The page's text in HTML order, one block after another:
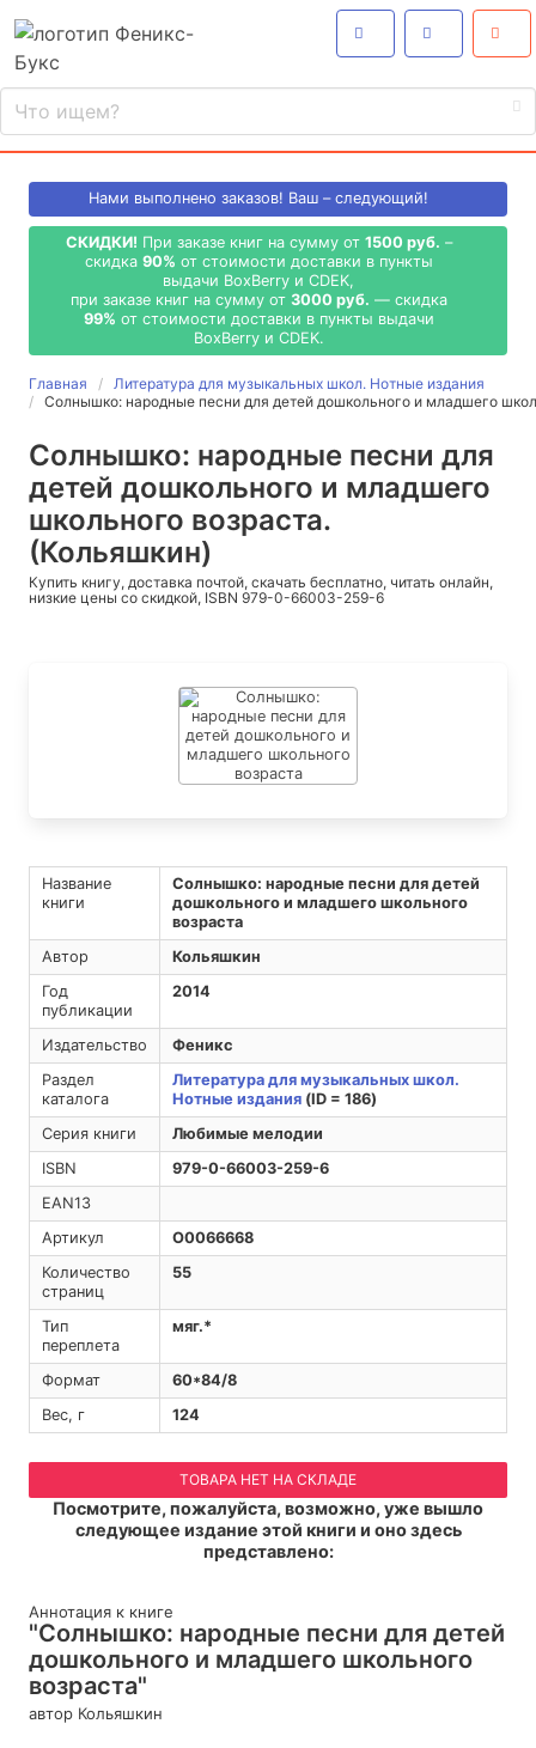
Нами выполнено заказов! Ваш – следующий!
СКИДКИ! При заказе книг на сумму от 1500 руб. –
скидка 90% от стоимости доставки в пункты
выдачи BoxBerry и CDEK,
при заказе книг на сумму от 3000 руб. — скидка
99% от стоимости доставки в пункты выдачи
BoxBerry и CDEK.
Главная
Литература для музыкальных школ. Нотные издания
Солнышко: народные песни для детей дошкольного и младшего
Солнышко: народные песни для
детей дошкольного и младшего
школьного возраста.
(Кольяшкин)
Купить книгу, доставка почтой, скачать бесплатно, читать онлайн,
низкие цены со скидкой, ISBN 979-0-66003-259-6
Название
книги
Солнышко: народные песни для детей
дошкольного и младшего школьного
возраста
Автор
Кольяшкин
Год
публикации
2014
Издательство
Феникс
Раздел
каталога
Литература для музыкальных школ.
Нотные издания(ID = 186)
Серия книги
Любимые мелодии
ISBN
979-0-66003-259-6
EAN13
Артикул
O0066668
Количество
страниц
55
Тип
переплета
мяг.*
Формат
60*84/8
Вес, г
124
ТОВАРА НЕТ НА СКЛАДЕ
Посмотрите, пожалуйста, возможно, уже вышло
следующее издание этой книги и оно здесь
представлено:
Аннотация к книге
"Солнышко: народные песни для детей
дошкольного и младшего школьного
возраста"
автор Кольяшкин